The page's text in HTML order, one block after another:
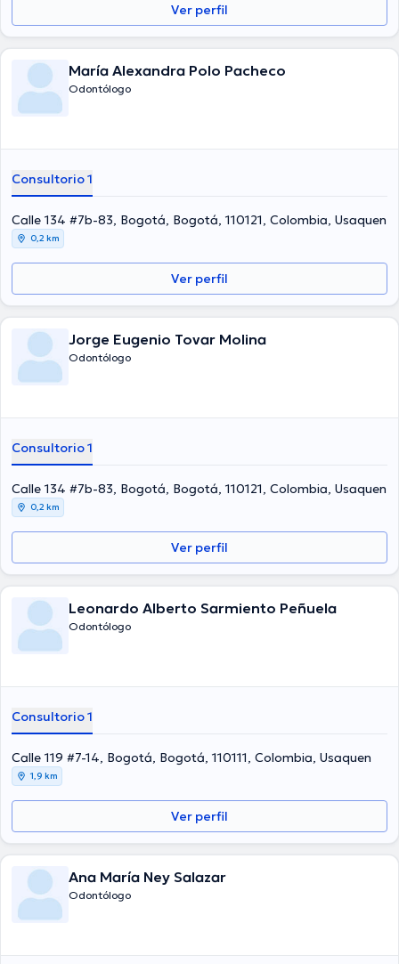
Ver perfil
María Alexandra Polo Pacheco
Odontólogo
Consultorio 1
Calle 134 #7b-83, Bogotá, Bogotá, 110121, Colombia, Usaquen
0,2 km
Ver perfil
Jorge Eugenio Tovar Molina
Odontólogo
Consultorio 1
Calle 134 #7b-83, Bogotá, Bogotá, 110121, Colombia, Usaquen
0,2 km
Ver perfil
Leonardo Alberto Sarmiento Peñuela
Odontólogo
Consultorio 1
Calle 119 #7-14, Bogotá, Bogotá, 110111, Colombia, Usaquen
1,9 km
Ver perfil
Ana María Ney Salazar
Odontólogo